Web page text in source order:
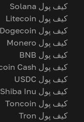
کیف پول Solana
کیف پول Litecoin
کیف پول Dogecoin
کیف پول Monero
کیف پول BNB
کیف پول Bitcoin Cash
کیف پول USDC
کیف پول Shiba Inu
کیف پول Toncoin
کیف پول Tron